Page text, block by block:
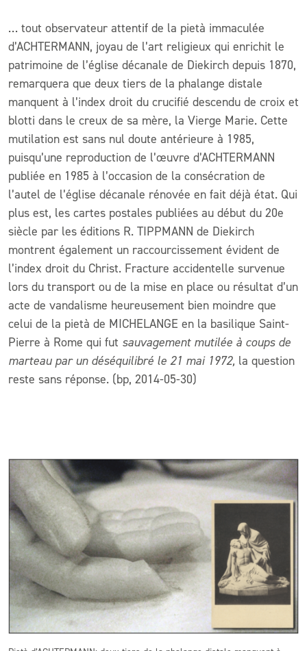
… tout observateur attentif de la pietà immaculée
d’ACHTERMANN, joyau de l’art religieux qui enrichit le
patrimoine de l’église décanale de Diekirch depuis 1870,
remarquera que deux tiers de la phalange distale
manquent à l’index droit du crucifié descendu de croix et
blotti dans le creux de sa mère, la Vierge Marie. Cette
mutilation est sans nul doute antérieure à 1985,
puisqu’une reproduction de l’œuvre d’ACHTERMANN
publiée en 1985 à l’occasion de la consécration de
l’autel de l’église décanale rénovée en fait déjà état. Qui
plus est, les cartes postales publiées au début du 20e
siècle par les éditions R. TIPPMANN de Diekirch
montrent également un raccourcissement évident de
l’index droit du Christ. Fracture accidentelle survenue
lors du transport ou de la mise en place ou résultat d’un
acte de vandalisme heureusement bien moindre que
celui de la pietà de MICHELANGE en la basilique Saint-
Pierre à Rome qui fut sauvagement mutilée à coups de
marteau par un déséquilibré le 21 mai 1972, la question
reste sans réponse. (bp, 2014-05-30)